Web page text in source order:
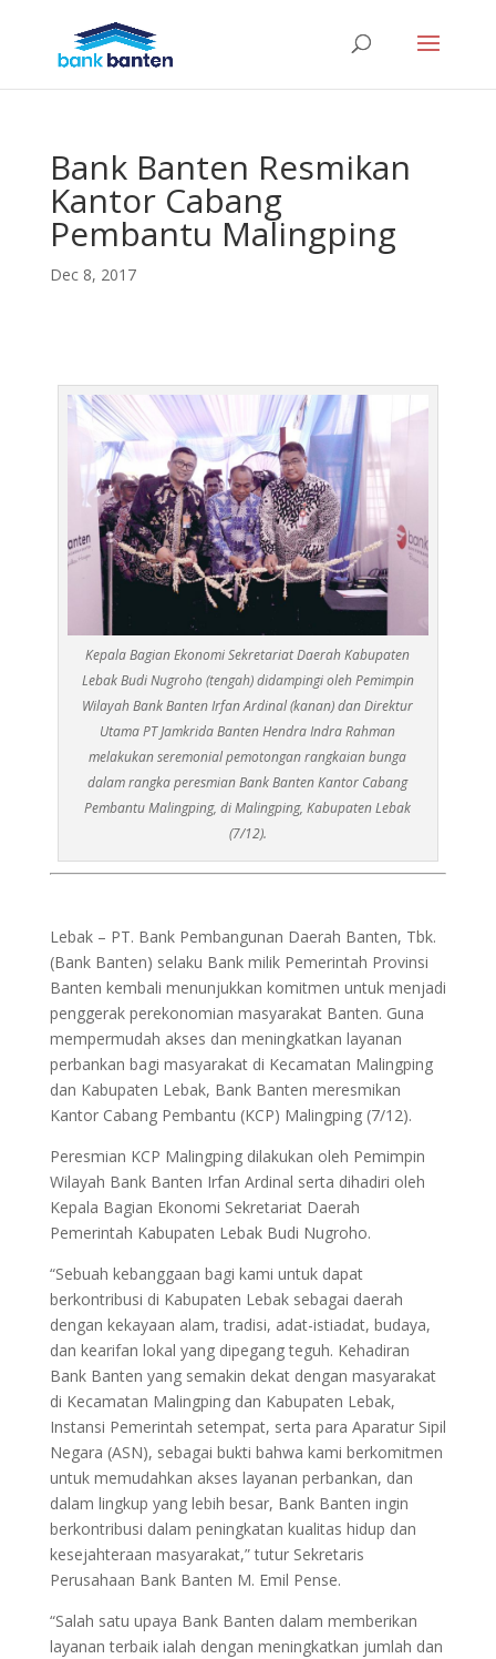
Bank Banten Resmikan
Kantor Cabang
Pembantu Malingping
Dec 8, 2017
Kepala Bagian Ekonomi Sekretariat Daerah Kabupaten
Lebak Budi Nugroho (tengah) didampingi oleh Pemimpin
Wilayah Bank Banten Irfan Ardinal (kanan) dan Direktur
Utama PT Jamkrida Banten Hendra Indra Rahman
melakukan seremonial pemotongan rangkaian bunga
dalam rangka peresmian Bank Banten Kantor Cabang
Pembantu Malingping, di Malingping, Kabupaten Lebak
(7/12).
Lebak – PT. Bank Pembangunan Daerah Banten, Tbk.
(Bank Banten) selaku Bank milik Pemerintah Provinsi
Banten kembali menunjukkan komitmen untuk menjadi
penggerak perekonomian masyarakat Banten. Guna
mempermudah akses dan meningkatkan layanan
perbankan bagi masyarakat di Kecamatan Malingping
dan Kabupaten Lebak, Bank Banten meresmikan
Kantor Cabang Pembantu (KCP) Malingping (7/12).
Peresmian KCP Malingping dilakukan oleh Pemimpin
Wilayah Bank Banten Irfan Ardinal serta dihadiri oleh
Kepala Bagian Ekonomi Sekretariat Daerah
Pemerintah Kabupaten Lebak Budi Nugroho.
“Sebuah kebanggaan bagi kami untuk dapat
berkontribusi di Kabupaten Lebak sebagai daerah
dengan kekayaan alam, tradisi, adat-istiadat, budaya,
dan kearifan lokal yang dipegang teguh. Kehadiran
Bank Banten yang semakin dekat dengan masyarakat
di Kecamatan Malingping dan Kabupaten Lebak,
Instansi Pemerintah setempat, serta para Aparatur Sipil
Negara (ASN), sebagai bukti bahwa kami berkomitmen
untuk memudahkan akses layanan perbankan, dan
dalam lingkup yang lebih besar, Bank Banten ingin
berkontribusi dalam peningkatan kualitas hidup dan
kesejahteraan masyarakat,” tutur Sekretaris
Perusahaan Bank Banten M. Emil Pense.
“Salah satu upaya Bank Banten dalam memberikan
layanan terbaik ialah dengan meningkatkan jumlah dan